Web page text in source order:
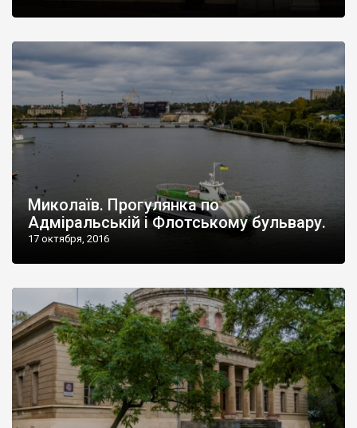
Миколаїв. Прогулянка по
Адміральській і Флотському бульвару.
17 октября, 2016